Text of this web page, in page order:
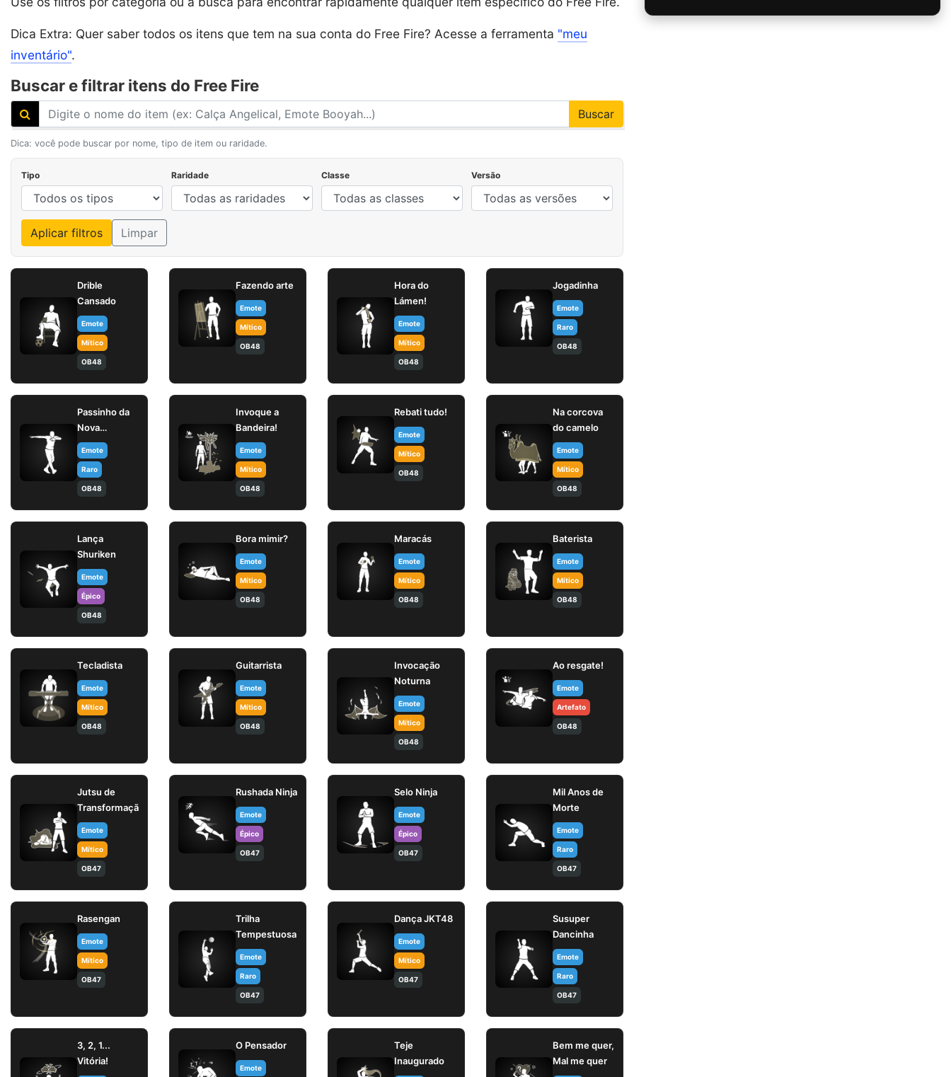
Dica Extra: Quer saber todos os itens que tem na sua conta do Free Fire? Acesse a ferramenta "meu
inventário".
Buscar e filtrar itens do Free Fire
Buscar
Dica: você pode buscar por nome, tipo de item ou raridade.
Tipo Raridade Classe Versão
Aplicar filtros Limpar
Drible
Cansado
Emote
Mítico
OB48
Fazendo arte
Emote
Mítico
OB48
Hora do
Lámen!
Emote
Mítico
OB48
Jogadinha
Emote
Raro
OB48
Passinho da
Nova
Geração
Emote
Raro
OB48
Invoque a
Bandeira!
Emote
Mítico
OB48
Rebati tudo!
Emote
Mítico
OB48
Na corcova
do camelo
Emote
Mítico
OB48
Lança
Shuriken
Emote
Épico
OB48
Bora mimir?
Emote
Mítico
OB48
Maracás
Emote
Mítico
OB48
Baterista
Emote
Mítico
OB48
Tecladista
Emote
Mítico
OB48
Guitarrista
Emote
Mítico
OB48
Invocação
Noturna
Emote
Mítico
OB48
Ao resgate!
Emote
Artefato
OB48
Jutsu de
Transformação
Emote
Mítico
OB47
Rushada Ninja
Emote
Épico
OB47
Selo Ninja
Emote
Épico
OB47
Mil Anos de
Morte
Emote
Raro
OB47
Rasengan
Emote
Mítico
OB47
Trilha
Tempestuosa
Emote
Raro
OB47
Dança JKT48
Emote
Mítico
OB47
Susuper
Dancinha
Emote
Raro
OB47
3, 2, 1...
Vitória!
O Pensador
Emote
Teje
Inaugurado
Bem me quer,
Mal me quer